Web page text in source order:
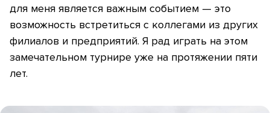
для меня является важным событием — это
возможность встретиться с коллегами из других
филиалов и предприятий. Я рад играть на этом
замечательном турнире уже на протяжении пяти
лет.